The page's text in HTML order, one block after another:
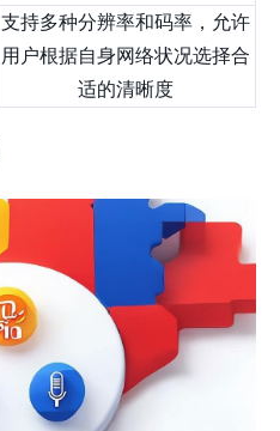
支持多种分辨率和码率，允许
用户根据自身网络状况选择合
适的清晰度